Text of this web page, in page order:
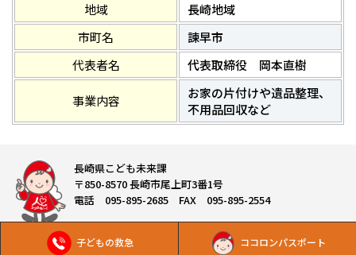
子どもの救急 ココロンパスポート
地域
長崎地域
市町名
諫早市
代表者名
代表取締役 岡本直樹
事業内容
お家の片付けや遺品整理、
不用品回収など
長崎県こども未来課
〒850-8570 長崎市尾上町3番1号
電話 095-895-2685 FAX 095-895-2554
Copyright © 長崎県こども未来課 All Rights Reserved.